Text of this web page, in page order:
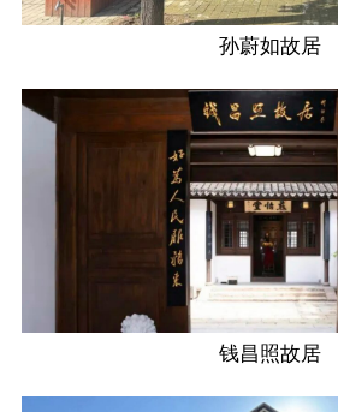
孙蔚如故居
钱昌照故居